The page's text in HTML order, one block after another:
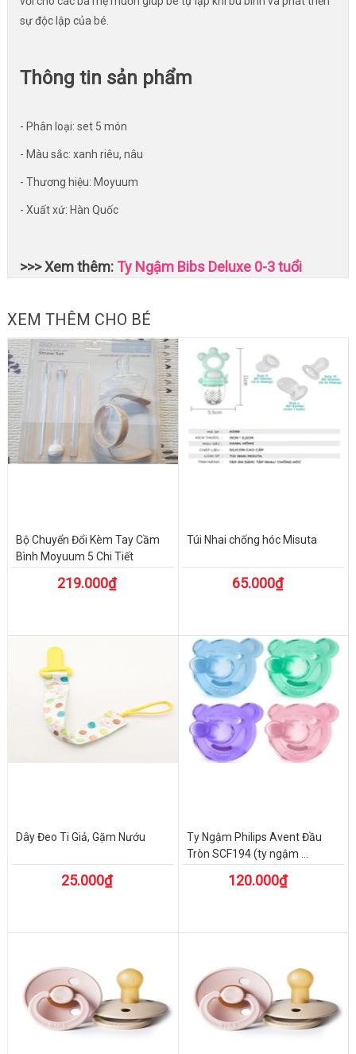
sự độc lập của bé.
Thông tin sản phẩm
- Phân loại: set 5 món
- Màu sắc: xanh riêu, nâu
- Thương hiệu: Moyuum
- Xuất xứ: Hàn Quốc
>>> Xem thêm: Ty Ngậm Bibs Deluxe 0-3 tuổi
XEM THÊM CHO BÉ
Bộ Chuyển Đổi Kèm Tay Cầm
Bình Moyuum 5 Chi Tiết
219.000₫
Túi Nhai chống hóc Misuta
65.000₫
Dây Đeo Ti Giả, Gặm Nướu
25.000₫
Ty Ngậm Philips Avent Đầu
Tròn SCF194 (ty ngậm ...
120.000₫